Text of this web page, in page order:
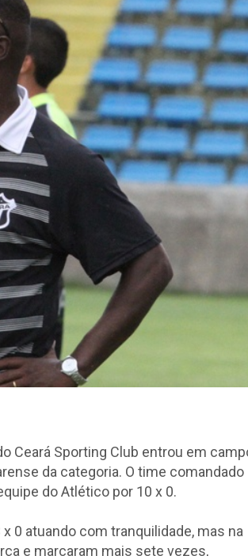
Ceará Sporting Club entrou em
da categoria. O time comandado
do Atlético por 10 x 0.
0 atuando com tranquilidade, mas na
e marcaram mais sete vezes,